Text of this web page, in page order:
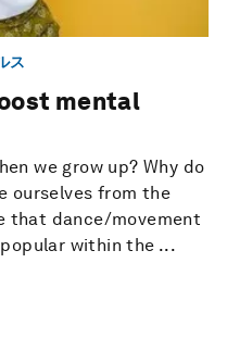
ス
mental
we grow up? Why do
ourselves from the
that dance/movement
within the ...